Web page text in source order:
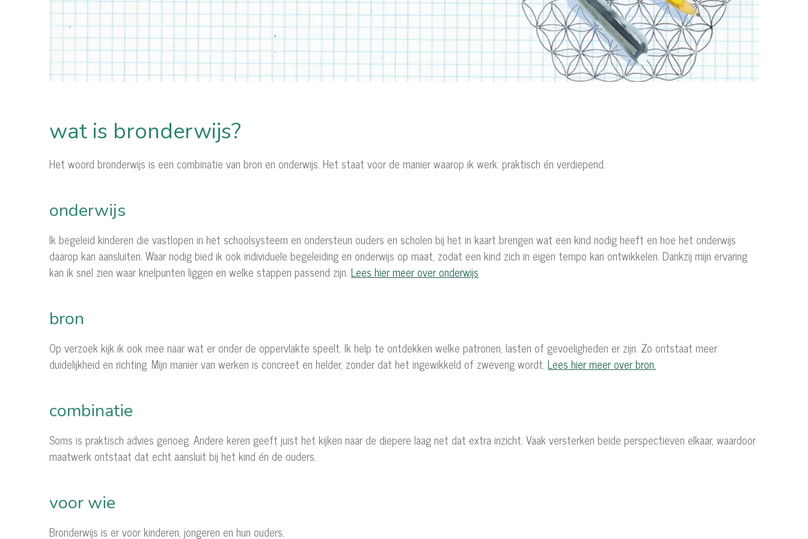
wat is bronderwijs?
Het woord bronderwijs is een combinatie van bron en onderwijs. Het staat voor de manier waarop ik werk: praktisch én verdiepend.
onderwijs
Ik begeleid kinderen die vastlopen in het schoolsysteem en ondersteun ouders en scholen bij het in kaart brengen wat een kind nodig heeft en hoe het onderwijs
daarop kan aansluiten. Waar nodig bied ik ook individuele begeleiding en onderwijs op maat, zodat een kind zich in eigen tempo kan ontwikkelen. Dankzij mijn ervaring
kan ik snel zien waar knelpunten liggen en welke stappen passend zijn. Lees hier meer over onderwijs
bron
Op verzoek kijk ik ook mee naar wat er onder de oppervlakte speelt. Ik help te ontdekken welke patronen, lasten of gevoeligheden er zijn. Zo ontstaat meer
duidelijkheid en richting. Mijn manier van werken is concreet en helder, zonder dat het ingewikkeld of zweverig wordt. Lees hier meer over bron.
combinatie
Soms is praktisch advies genoeg. Andere keren geeft juist het kijken naar de diepere laag net dat extra inzicht. Vaak versterken beide perspectieven elkaar, waardoor
maatwerk ontstaat dat echt aansluit bij het kind én de ouders.
voor wie
Bronderwijs is er voor kinderen, jongeren en hun ouders.